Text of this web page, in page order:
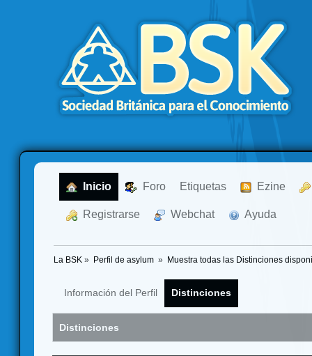
Inicio Foro Etiquetas Ezine
Registrarse Webchat Ayuda
La BSK » Perfil de asylum » Muestra todas las Distinciones
Información del Perfil Distinciones
Distinciones